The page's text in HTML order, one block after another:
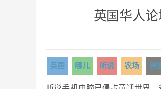
英国华人
英国 哪儿 听说 农场 爸